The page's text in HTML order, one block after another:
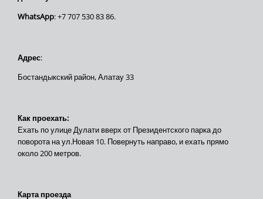
WhatsApp: +7 707 530 83 86.
Адрес:
Бостандыкский район, Алатау 33
Как проехать:
Ехать по улице Дулати вверх от Президентского парка до
поворота на ул.Новая 10. Повернуть направо, и ехать прямо
около 200 метров.
Карта проезда